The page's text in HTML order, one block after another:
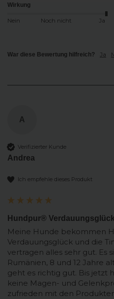
Wirkung
Nein Noch nicht Ja
War diese Bewertung hilfreich? Ja
A
Verifizierter Kunde
Andrea
Ich empfehle dieses Produkt
Hundpur®
Meine Hunde bekommen
Verdauungsglück und die
vertragen alles sehr gut. Es
Rumänien, 8 und 12 Jahre
geht es richtig gut. Bis jetzt
keine Magen- und
zufrieden mit den